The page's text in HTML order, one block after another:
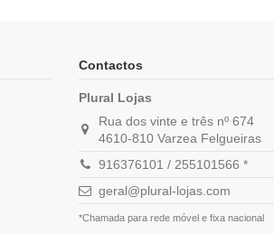
Contactos
Plural Lojas
Rua dos vinte e três nº 674
4610-810 Varzea Felgueiras
916376101 / 255101566 *
geral@plural-lojas.com
*Chamada para rede móvel e fixa nacional